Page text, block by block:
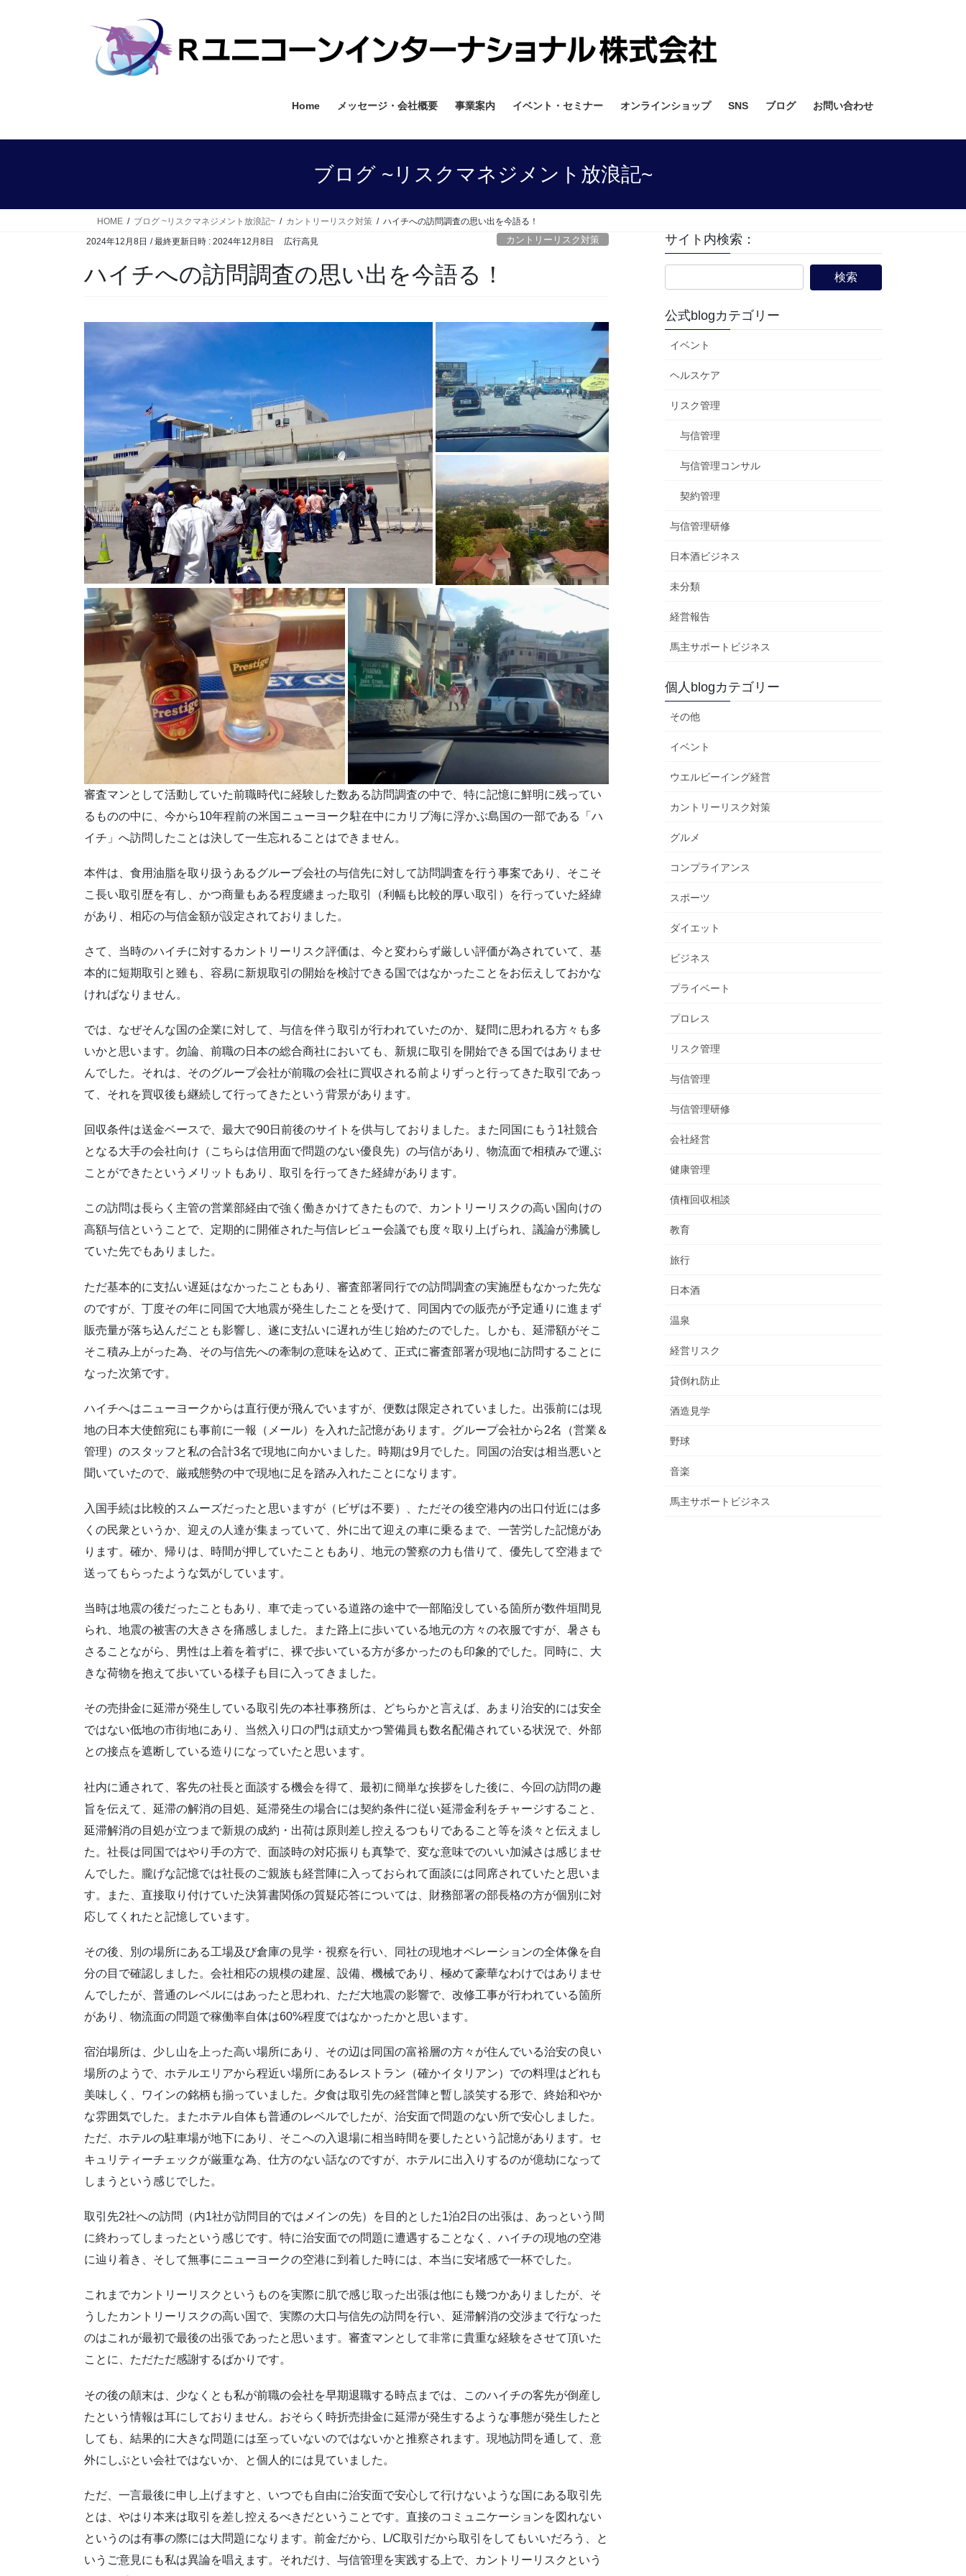
Home メッセージ・会社概要 事業案内 イベント・セミナー オンラインショップ SNS ブログ お問い合わせ
ブログ ~リスクマネジメント放浪記~
HOME ブログ ~リスクマネジメント放浪記~ カントリーリスク対策
ハイチへの訪問調査の思い出を今語る！
2024年12月8日 / 最終更新日時 : 2024年12月8日 広行高見 カントリーリスク対策
ハイチへの訪問調査の思い出を今語る！
審査マンとして活動していた前職時代に経験した数ある訪問調査の中で、特に記憶に鮮明に残ってい
るものの中に、今から10年程前の米国ニューヨーク駐在中にカリブ海に浮かぶ島国の一部である「ハ
イチ」へ訪問したことは決して一生忘れることはできません。
本件は、食用油脂を取り扱うあるグループ会社の与信先に対して訪問調査を行う事案であり、そこそ
こ長い取引歴を有し、かつ商量もある程度纏まった取引（利幅も比較的厚い取引）を行っていた経緯
があり、相応の与信金額が設定されておりました。
さて、当時のハイチに対するカントリーリスク評価は、今と変わらず厳しい評価が為されていて、基
本的に短期取引と雖も、容易に新規取引の開始を検討できる国ではなかったことをお伝えしておかな
ければなりません。
では、なぜそんな国の企業に対して、与信を伴う取引が行われていたのか、疑問に思われる方々も多
いかと思います。勿論、前職の日本の総合商社においても、新規に取引を開始できる国ではありませ
んでした。それは、そのグループ会社が前職の会社に買収される前よりずっと行ってきた取引であっ
て、それを買収後も継続して行ってきたという背景があります。
回収条件は送金ベースで、最大で90日前後のサイトを供与しておりました。また同国にもう1社競合
となる大手の会社向け（こちらは信用面で問題のない優良先）の与信があり、物流面で相積みで運ぶ
ことができたというメリットもあり、取引を行ってきた経緯があります。
この訪問は長らく主管の営業部経由で強く働きかけてきたもので、カントリーリスクの高い国向けの
高額与信ということで、定期的に開催された与信レビュー会議でも度々取り上げられ、議論が沸騰し
ていた先でもありました。
ただ基本的に支払い遅延はなかったこともあり、審査部署同行での訪問調査の実施歴もなかった先な
のですが、丁度その年に同国で大地震が発生したことを受けて、同国内での販売が予定通りに進まず
販売量が落ち込んだことも影響し、遂に支払いに遅れが生じ始めたのでした。しかも、延滞額がそこ
そこ積み上がった為、その与信先への牽制の意味を込めて、正式に審査部署が現地に訪問することに
なった次第です。
ハイチへはニューヨークからは直行便が飛んでいますが、便数は限定されていました。出張前には現
地の日本大使館宛にも事前に一報（メール）を入れた記憶があります。グループ会社から2名（営業＆
管理）のスタッフと私の合計3名で現地に向かいました。時期は9月でした。同国の治安は相当悪いと
聞いていたので、厳戒態勢の中で現地に足を踏み入れたことになります。
入国手続は比較的スムーズだったと思いますが（ビザは不要）、ただその後空港内の出口付近には多
くの民衆というか、迎えの人達が集まっていて、外に出て迎えの車に乗るまで、一苦労した記憶があ
ります。確か、帰りは、時間が押していたこともあり、地元の警察の力も借りて、優先して空港まで
送ってもらったような気がしています。
当時は地震の後だったこともあり、車で走っている道路の途中で一部陥没している箇所が数件垣間見
られ、地震の被害の大きさを痛感しました。また路上に歩いている地元の方々の衣服ですが、暑さも
さることながら、男性は上着を着ずに、裸で歩いている方が多かったのも印象的でした。同時に、大
きな荷物を抱えて歩いている様子も目に入ってきました。
その売掛金に延滞が発生している取引先の本社事務所は、どちらかと言えば、あまり治安的には安全
ではない低地の市街地にあり、当然入り口の門は頑丈かつ警備員も数名配備されている状況で、外部
との接点を遮断している造りになっていたと思います。
社内に通されて、客先の社長と面談する機会を得て、最初に簡単な挨拶をした後に、今回の訪問の趣
旨を伝えて、延滞の解消の目処、延滞発生の場合には契約条件に従い延滞金利をチャージすること、
延滞解消の目処が立つまで新規の成約・出荷は原則差し控えるつもりであること等を淡々と伝えまし
た。社長は同国ではやり手の方で、面談時の対応振りも真摯で、変な意味でのいい加減さは感じませ
んでした。朧げな記憶では社長のご親族も経営陣に入っておられて面談には同席されていたと思いま
す。また、直接取り付けていた決算書関係の質疑応答については、財務部署の部長格の方が個別に対
応してくれたと記憶しています。
その後、別の場所にある工場及び倉庫の見学・視察を行い、同社の現地オペレーションの全体像を自
分の目で確認しました。会社相応の規模の建屋、設備、機械であり、極めて豪華なわけではありませ
んでしたが、普通のレベルにはあったと思われ、ただ大地震の影響で、改修工事が行われている箇所
があり、物流面の問題で稼働率自体は60%程度ではなかったかと思います。
宿泊場所は、少し山を上った高い場所にあり、その辺は同国の富裕層の方々が住んでいる治安の良い
場所のようで、ホテルエリアから程近い場所にあるレストラン（確かイタリアン）での料理はどれも
美味しく、ワインの銘柄も揃っていました。夕食は取引先の経営陣と暫し談笑する形で、終始和やか
な雰囲気でした。またホテル自体も普通のレベルでしたが、治安面で問題のない所で安心しました。
ただ、ホテルの駐車場が地下にあり、そこへの入退場に相当時間を要したという記憶があります。セ
キュリティーチェックが厳重な為、仕方のない話なのですが、ホテルに出入りするのが億劫になって
しまうという感じでした。
取引先2社への訪問（内1社が訪問目的ではメインの先）を目的とした1泊2日の出張は、あっという間
に終わってしまったという感じです。特に治安面での問題に遭遇することなく、ハイチの現地の空港
に辿り着き、そして無事にニューヨークの空港に到着した時には、本当に安堵感で一杯でした。
これまでカントリーリスクというものを実際に肌で感じ取った出張は他にも幾つかありましたが、そ
うしたカントリーリスクの高い国で、実際の大口与信先の訪問を行い、延滞解消の交渉まで行なった
のはこれが最初で最後の出張であったと思います。審査マンとして非常に貴重な経験をさせて頂いた
ことに、ただただ感謝するばかりです。
その後の顛末は、少なくとも私が前職の会社を早期退職する時点までは、このハイチの客先が倒産し
たという情報は耳にしておりません。おそらく時折売掛金に延滞が発生するような事態が発生したと
しても、結果的に大きな問題には至っていないのではないかと推察されます。現地訪問を通して、意
外にしぶとい会社ではないか、と個人的には見ていました。
ただ、一言最後に申し上げますと、いつでも自由に治安面で安心して行けないような国にある取引先
とは、やはり本来は取引を差し控えるべきだということです。直接のコミュニケーションを図れない
というのは有事の際には大問題になります。前金だから、L/C取引だから取引をしてもいいだろう、と
いうご意見にも私は異論を唱えます。それだけ、与信管理を実践する上で、カントリーリスクという
サイト内検索：
公式blogカテゴリー
イベント
ヘルスケア
リスク管理
与信管理
与信管理コンサル
契約管理
与信管理研修
日本酒ビジネス
未分類
経営報告
馬主サポートビジネス
個人blogカテゴリー
その他
イベント
ウエルビーイング経営
カントリーリスク対策
グルメ
コンプライアンス
スポーツ
ダイエット
ビジネス
プライベート
プロレス
リスク管理
与信管理
与信管理研修
会社経営
健康管理
債権回収相談
教育
旅行
日本酒
温泉
経営リスク
貸倒れ防止
酒造見学
野球
音楽
馬主サポートビジネス